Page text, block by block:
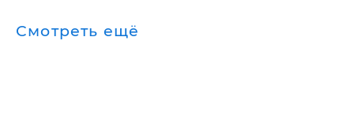
Смотреть ещё